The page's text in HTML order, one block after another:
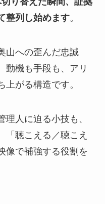
整列し始めます。
山への歪んだ忠誠
動機も手段も、アリ
がる構造です。
人に迫る小技も、
「聴こえる／聴こえ
像で補強する役割を